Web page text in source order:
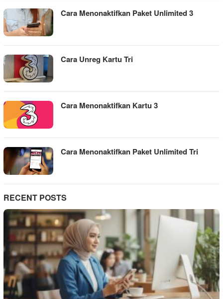
Cara Menonaktifkan Paket Unlimited 3
Cara Unreg Kartu Tri
Cara Menonaktifkan Kartu 3
Cara Menonaktifkan Paket Unlimited Tri
RECENT POSTS